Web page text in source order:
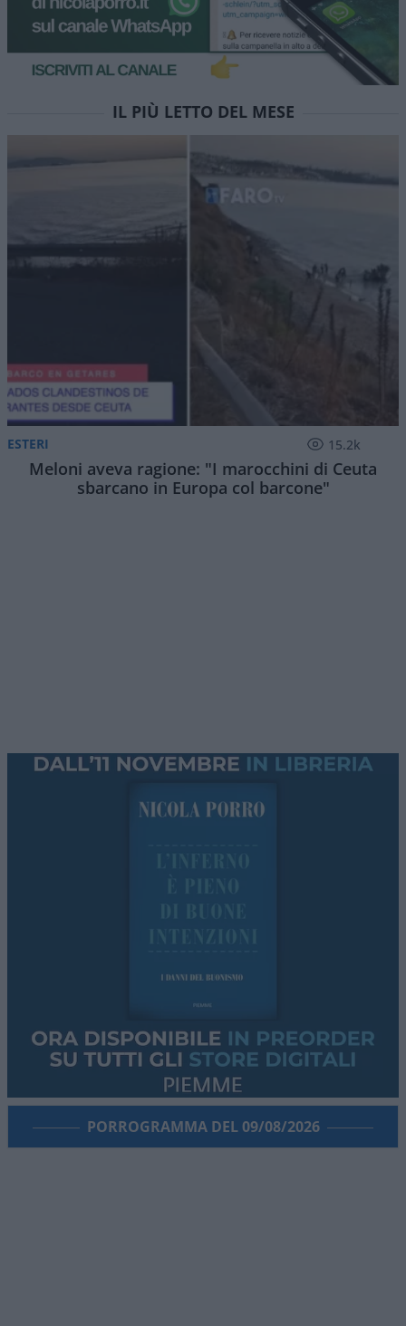
IL PIÙ LETTO DEL MESE
ESTERI 15.2k
Meloni aveva ragione: "I marocchini di Ceuta
sbarcano in Europa col barcone"
PORROGRAMMA DEL 09/08/2026